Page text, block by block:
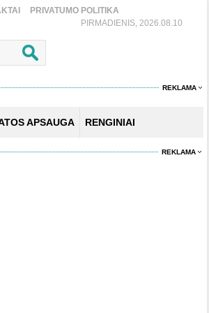
PRIVATUMO POLITIKA
PIRMADIENIS, 2026.08.10
REKLAMA
APSAUGA RENGINIAI
REKLAMA